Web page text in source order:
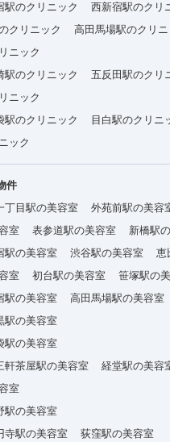
駅のクリニック
西新宿駅のクリ
クリニック
高田馬場駅のクリニ
ニック
駅のクリニック
五反田駅のクリ
ニック
駅のクリニック
目白駅のクリニ
ック
件
丁目駅の美容室
外苑前駅の美容
室
表参道駅の美容室
新橋駅
駅の美容室 渋谷駅の美容室
恵
室
初台駅の美容室
笹塚駅の
駅の美容室
高田馬場駅の美容室
駅の美容室
駅の美容室
軒茶屋駅の美容室
経堂駅の美容
室
駅の美容室
寺駅の美容室
荻窪駅の美容室